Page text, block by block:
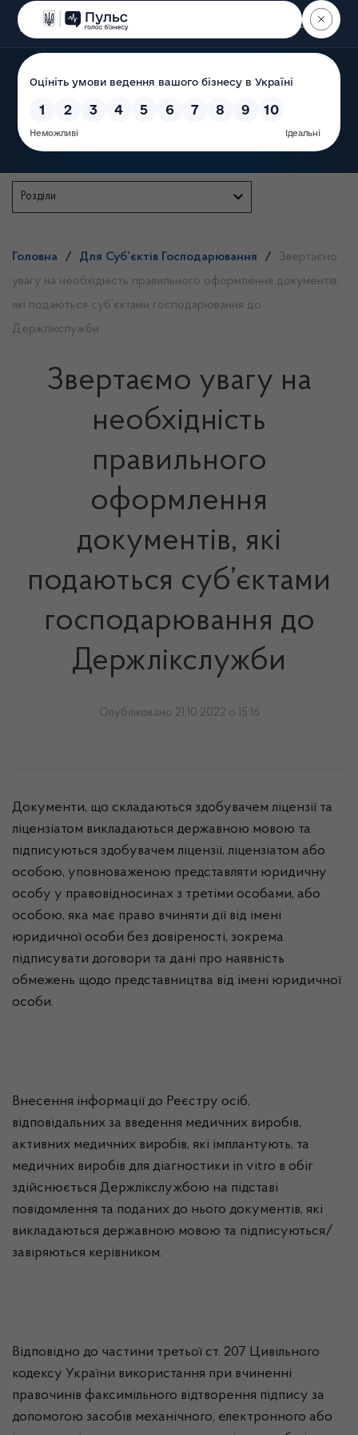
Пошук
Розділи
Головна / Для Суб’єктів Господарювання /
Звертаємо
увагу на необхідність правильного оформлення документів,
які подаються суб’єктами господарювання до
Держлікслужби
Звертаємо увагу на
необхідність
правильного
оформлення
документів, які
подаються суб’єктами
господарювання до
Держлікслужби
Опубліковано 21.10.2022 о 15:16
Документи, що складаються здобувачем ліцензії та
ліцензіатом викладаються державною мовою та
підписуються здобувачем ліцензії, ліцензіатом або
особою, уповноваженою представляти юридичну
особу у правовідносинах з третіми особами, або
особою, яка має право вчиняти дії від імені
юридичної особи без довіреності, зокрема
підписувати договори та дані про наявність
обмежень щодо представництва від імені юридичної
особи.
Внесення інформації до Реєстру осіб,
відповідальних за введення медичних виробів,
активних медичних виробів, які імплантують, та
медичних виробів для діагностики in vitro в обіг
здійснюється Держлікслужбою на підставі
повідомлення та поданих до нього документів, які
викладаються державною мовою та підписуються/
завіряються керівником.
Відповідно до частини третьої ст. 207 Цивільного
кодексу України використання при вчиненні
правочинів факсимільного відтворення підпису за
допомогою засобів механічного, електронного або